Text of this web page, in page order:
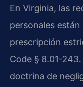
En Virginia, las
personales
prescripción
Code § 8.01-
doctrina de